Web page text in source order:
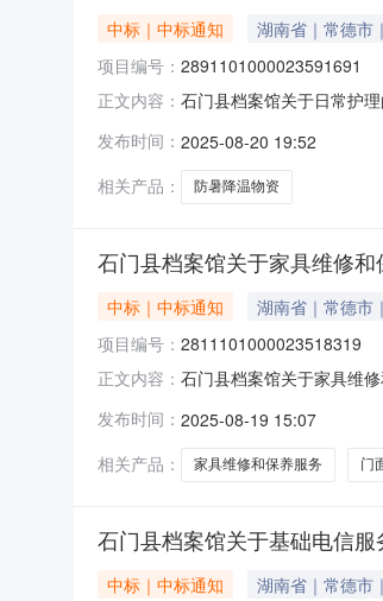
中标｜中标通知 湖南省｜常德市
项目编号： 2891101000023591691
正文内容： 石门县档案馆关于日常护
报价起止时间:-二、采购单
发布时间： 2025-08-20 19:52
相关产品：
防暑降温物资
石门县档案馆关于家具维修
中标｜中标通知 湖南省｜常德市
项目编号： 2811101000023518319
正文内容： 石门县档案馆关于家具维
称:湖南省常德市石门县报
发布时间： 2025-08-19 15:07
相关产品：
家具维修和保养服务 门
石门县档案馆关于基础电信
中标｜中标通知 湖南省｜常德市